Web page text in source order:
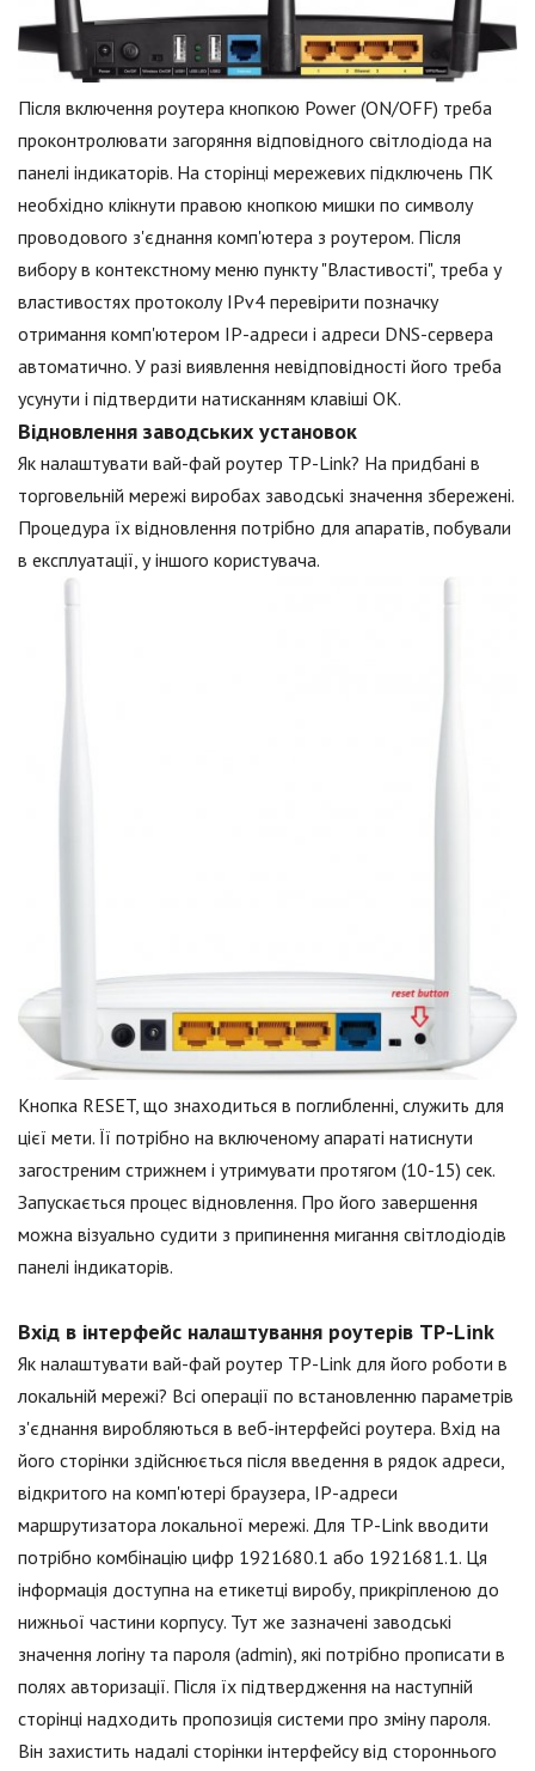
Після включення роутера кнопкою Power (ON/OFF) треба
проконтролювати загоряння відповідного світлодіода на
панелі індикаторів. На сторінці мережевих підключень ПК
необхідно клікнути правою кнопкою мишки по символу
проводового з'єднання комп'ютера з роутером. Після
вибору в контекстному меню пункту "Властивості", треба у
властивостях протоколу IPv4 перевірити позначку
отримання комп'ютером IP-адреси і адреси DNS-сервера
автоматично. У разі виявлення невідповідності його треба
усунути і підтвердити натисканням клавіші OK.
Відновлення заводських установок
Як налаштувати вай-фай роутер TP-Link? На придбані в
торговельній мережі виробах заводські значення збережені.
Процедура їх відновлення потрібно для апаратів, побували
в експлуатації, у іншого користувача.
Кнопка RESET, що знаходиться в поглибленні, служить для
цієї мети. Її потрібно на включеному апараті натиснути
загостреним стрижнем і утримувати протягом (10-15) сек.
Запускається процес відновлення. Про його завершення
можна візуально судити з припинення мигання світлодіодів
панелі індикаторів.
Вхід в інтерфейс налаштування роутерів TP-Link
Як налаштувати вай-фай роутер TP-Link для його роботи в
локальній мережі? Всі операції по встановленню параметрів
з'єднання виробляються в веб-інтерфейсі роутера. Вхід на
його сторінки здійснюється після введення в рядок адреси,
відкритого на комп'ютері браузера, IP-адреси
маршрутизатора локальної мережі. Для TP-Link вводити
потрібно комбінацію цифр 1921680.1 або 1921681.1. Ця
інформація доступна на етикетці виробу, прикріпленою до
нижньої частини корпусу. Тут же зазначені заводські
значення логіну та пароля (admin), які потрібно прописати в
полях авторизації. Після їх підтвердження на наступній
сторінці надходить пропозиція системи про зміну пароля.
Він захистить надалі сторінки інтерфейсу від стороннього